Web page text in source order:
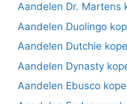
Aandelen Dr. Martens
Aandelen Duolingo
Aandelen Dutchie
Aandelen Dynasty
Aandelen Ebusco